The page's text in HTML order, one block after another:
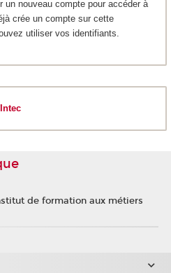
un nouveau compte pour accéder à
crée un compte sur cette
utiliser vos identifiants.
Intec
de formation aux métiers